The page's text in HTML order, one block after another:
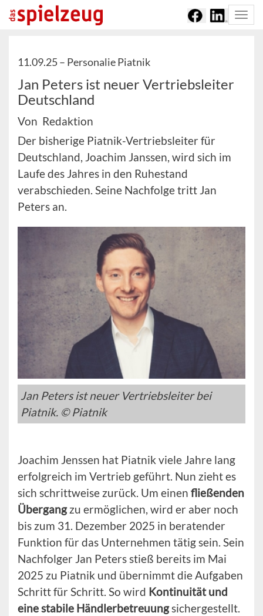
11.09.25 – Personalie Piatnik
Jan Peters ist neuer Vertriebsleiter
Deutschland
Von Redaktion
Der bisherige Piatnik-Vertriebsleiter für
Deutschland, Joachim Janssen, wird sich im
Laufe des Jahres in den Ruhestand
verabschieden. Seine Nachfolge tritt Jan
Peters an.
Jan Peters ist neuer Vertriebsleiter bei
Piatnik. © Piatnik
Joachim Jenssen hat Piatnik viele Jahre lang
erfolgreich im Vertrieb geführt. Nun zieht es
sich schrittweise zurück. Um einen fließenden
Übergangzu ermöglichen, wird er aber noch
bis zum 31. Dezember 2025 in beratender
Funktion für das Unternehmen tätig sein. Sein
Nachfolger Jan Peters stieß bereits im Mai
2025 zu Piatnik und übernimmt die Aufgaben
Schritt für Schritt. So wird Kontinuität und
eine stabile Händlerbetreuungsichergestellt.